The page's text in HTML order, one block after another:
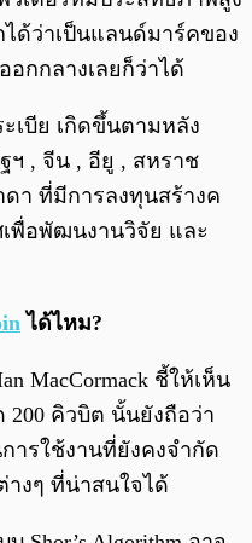
ด้ว่าเป็นแลนด์มาร์คของ
กกลางเลยก็ว่าได้
เบีย เกิดขึ้นตามหลัง
ฯ , จีน , อียู , สหราช
า ที่มีการลงทุนสร้างค
พื่อพัฒนงานวิจัย และ
ได้ไหม?
MacCormack ชี้ให้เห็น
คิวบิต นั้นยังถือว่า
ารใช้งานที่ยังคงจำกัด
งๆ ที่น่าสนใจได้